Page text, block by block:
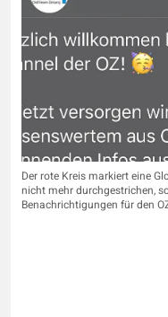
Der rote Kreis markiert eine
nicht mehr durchgestrichen,
Benachrichtigungen für den